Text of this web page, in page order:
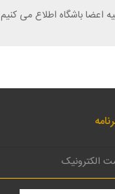
اعضا باشگاه اطلاع می کنیم